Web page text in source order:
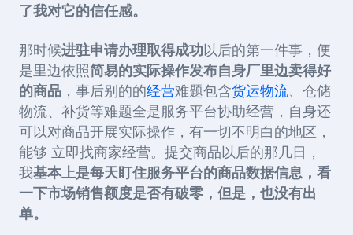
了我对它的信任感。
那时候进驻申请办理取得成功 以后的第一件事，便
是里边依照简易的实际操作发布自身厂里边卖得好
的商品 ，事后别的的经营难题包含货运物流、仓储
物流、补货等难题全是服务平台协助经营，自身还
可以对商品开展实际操作，有一切不明白的地区，
能够 立即找商家经营。提交商品以后的那几日，
我基本上是每天盯住服务平台的商品数据信息，看
一下市场销售额度是否有破零，但是，也没有出
单。